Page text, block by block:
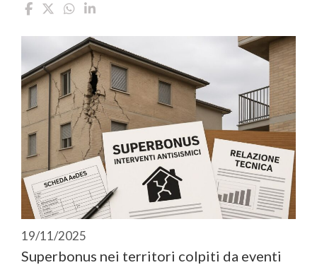
19/11/2025
Superbonus nei territori colpiti da eventi